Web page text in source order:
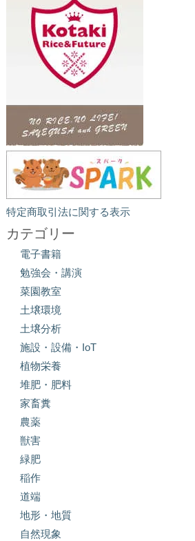
特定商取引法に関する表示
カテゴリー
電子書籍
勉強会・講演
菜園教室
土壌環境
土壌分析
施設・設備・IoT
植物栄養
堆肥・肥料
家畜糞
農薬
獣害
緑肥
稲作
道端
地形・地質
自然現象